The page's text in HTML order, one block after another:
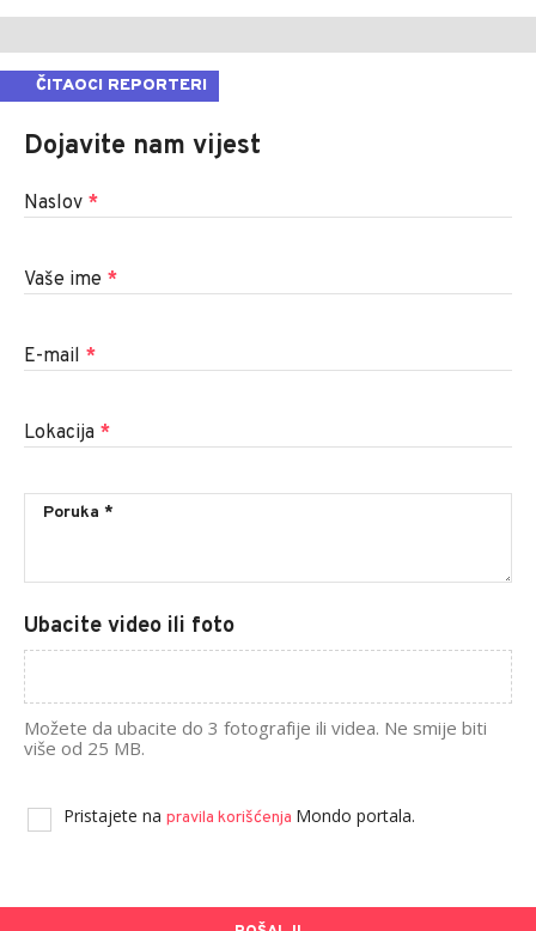
ČITAOCI REPORTERI
Dojavite nam vijest
Naslov *
Vaše ime *
E-mail *
Lokacija *
Ubacite video ili foto
Možete da ubacite do 3 fotografije ili videa. Ne smije biti
više od 25 MB.
Pristajete na pravila korišćenja Mondo portala.